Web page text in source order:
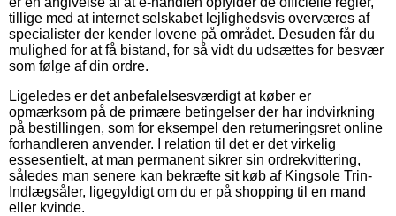
tillige med at internet selskabet lejlighedsvis overværes af
specialister der kender lovene på området. Desuden får du
mulighed for at få bistand, for så vidt du udsættes for besvær
som følge af din ordre.
Ligeledes er det anbefalelsesværdigt at køber er
opmærksom på de primære betingelser der har indvirkning
på bestillingen, som for eksempel den returneringsret online
forhandleren anvender. I relation til det er det virkelig
essesentielt, at man permanent sikrer sin ordrekvittering,
således man senere kan bekræfte sit køb af Kingsole Trin-
Indlægsåler, ligegyldigt om du er på shopping til en mand
eller kvinde.